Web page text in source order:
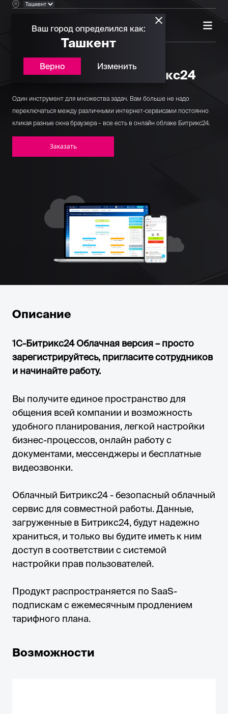
Облачная версия Битрикс24
Один инструмент для множества задач. Вам больше не надо
переключаться между различными интернет-сервисами постоянно
кликая разные окна браузера – все есть в онлайн облаке Битрикс24.
Заказать
Описание
1С-Битрикс24 Облачная версия – просто
зарегистрируйтесь, пригласите сотрудников
и начинайте работу.
Вы получите единое пространство для
общения всей компании и возможность
удобного планирования, легкой настройки
бизнес-процессов, онлайн работу с
документами, мессенджеры и бесплатные
видеозвонки.
Облачный Битрикс24 - безопасный облачный
сервис для совместной работы. Данные,
загруженные в Битрикс24, будут надежно
храниться, и только вы будите иметь к ним
доступ в соответствии с системой
настройки прав пользователей.
Продукт распространяется по SaaS-
подпискам с ежемесячным продлением
тарифного плана.
Возможности
Ваш город определился как:
Ташкент
Верно Изменить